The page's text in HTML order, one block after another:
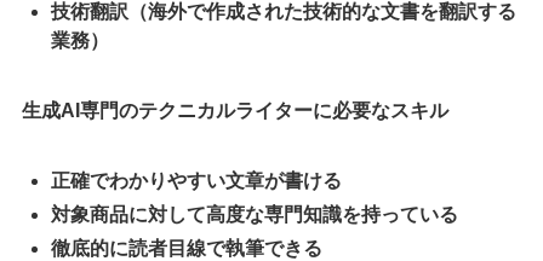
技術翻訳（海外で作成された技術的な文書を翻訳する
業務）
生成AI専門のテクニカルライターに必要なスキル
正確でわかりやすい文章が書ける
対象商品に対して高度な専門知識を持っている
徹底的に読者目線で執筆できる